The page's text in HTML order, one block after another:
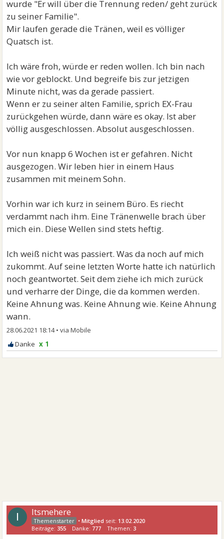
wurde "Er will über die Trennung reden/ geht zurück
zu seiner Familie".
Mir laufen gerade die Tränen, weil es völliger
Quatsch ist.
Ich wäre froh, würde er reden wollen. Ich bin nach
wie vor geblockt. Und begreife bis zur jetzigen
Minute nicht, was da gerade passiert.
Wenn er zu seiner alten Familie, sprich EX-Frau
zurückgehen würde, dann wäre es okay. Ist aber
völlig ausgeschlossen. Absolut ausgeschlossen.
Vor nun knapp 6 Wochen ist er gefahren. Nicht
ausgezogen. Wir leben hier in einem Haus
zusammen mit meinem Sohn.
Vorhin war ich kurz in seinem Büro. Es riecht
verdammt nach ihm. Eine Tränenwelle brach über
mich ein. Diese Wellen sind stets heftig.
Ich weiß nicht was passiert. Was da noch auf mich
zukommt. Auf seine letzten Worte hatte ich natürlich
noch geantwortet. Seit dem ziehe ich mich zurück
und verharre der Dinge, die da kommen werden.
Keine Ahnung was. Keine Ahnung wie. Keine Ahnung
wann.
28.06.2021 18:14•
x 1
I Itsmehere
•Mitglied seit: 13.02.2020
Beiträge:355 Danke: 777 Themen:3